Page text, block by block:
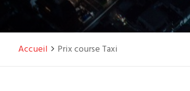
Accueil Prix course Taxi